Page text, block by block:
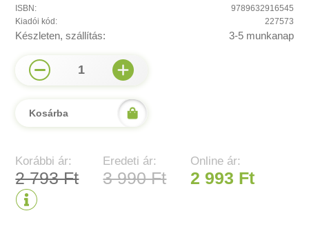
ISBN:
9789632916545
Kiadói kód:
227573
Készleten, szállítás: 3-5 munkanap
1
Kosárba
Korábbi ár:
2 793 Ft
Eredeti ár:
3 990 Ft
Online ár:
2 993 Ft